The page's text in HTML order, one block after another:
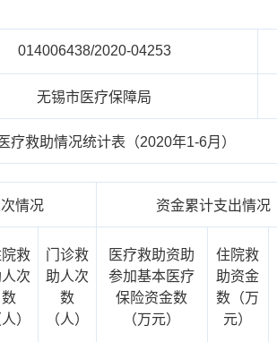
014006438/2020-04253
无锡市医疗保障局
疗救助情况统计表（2020年1-6月）
情况 资金累计支出情况
救
次
数
人）
门诊救
助人次
数
（人）
医疗救助资助
参加基本医疗
保险资金数
（万元）
住院救
助资金
数（万
元）